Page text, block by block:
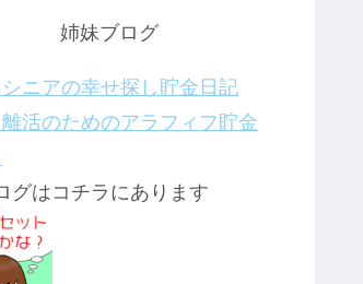
姉妹ブログ
ニアの幸せ探し貯金日記
離活のためのアラフィフ貯金
グはコチラにあります